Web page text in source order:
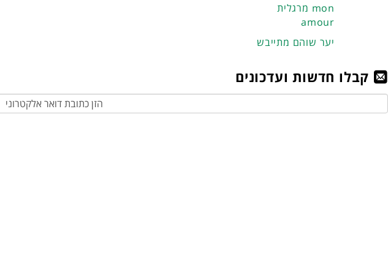
מרגלית mon
amour
יער שוהם מתייבש
קבלו חדשות ועדכונים